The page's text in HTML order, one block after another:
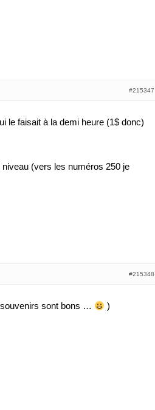
#215347
le faisait à la demi heure (1$ donc)
(vers les numéros 250 je
#215348
sont bons … )